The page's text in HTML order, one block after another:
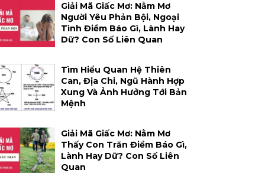
Giải Mã Giấc Mơ: Nằm Mơ
Người Yêu Phản Bội, Ngoại
Tình Điềm Báo Gì, Lành Hay
Dữ? Con Số Liên Quan
Tìm Hiểu Quan Hệ Thiên
Can, Địa Chi, Ngũ Hành Hợp
Xung Và Ảnh Hưởng Tới Bản
Mệnh
Giải Mã Giấc Mơ: Nằm Mơ
Thấy Con Trăn Điềm Báo Gì,
Lành Hay Dữ? Con Số Liên
Quan